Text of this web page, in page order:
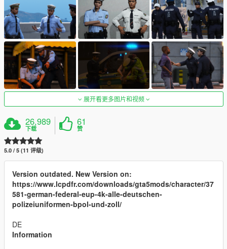
展开看更多图片和视频
26,989
下载
61
赞
5.0 / 5 (11 评级)
Version outdated. New Version on:
https://www.lcpdfr.com/downloads/gta5mods/character/37
581-german-federal-eup-4k-alle-deutschen-
polizeiuniformen-bpol-und-zoll/
DE
Information